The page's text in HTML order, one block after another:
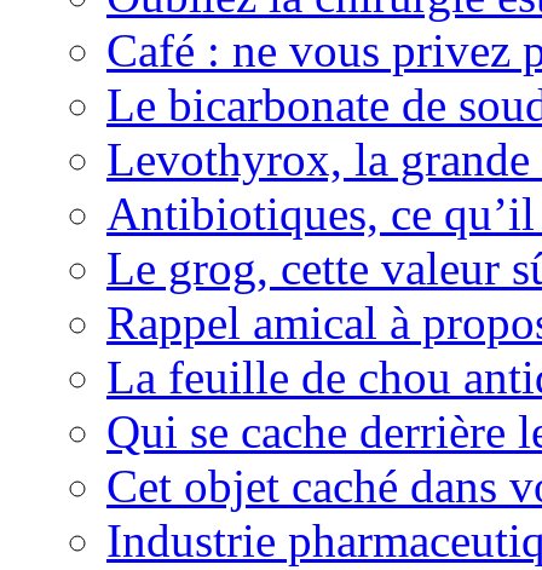
Café : ne vous privez
Le bicarbonate de
Levothyrox, la
Antibiotiques, ce
Le grog, cette valeur
Rappel amical à
La feuille de chou
Qui se cache derrière
Cet objet caché dans
Industrie